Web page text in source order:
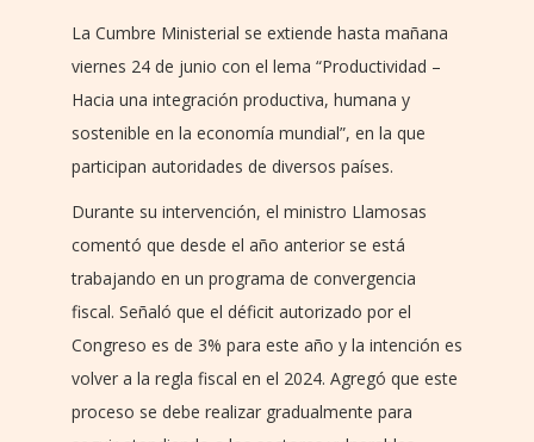
La Cumbre Ministerial se extiende hasta mañana
viernes 24 de junio con el lema “Productividad –
Hacia una integración productiva, humana y
sostenible en la economía mundial”, en la que
participan autoridades de diversos países.
Durante su intervención, el ministro Llamosas
comentó que desde el año anterior se está
trabajando en un programa de convergencia
fiscal. Señaló que el déficit autorizado por el
Congreso es de 3% para este año y la intención es
volver a la regla fiscal en el 2024. Agregó que este
proceso se debe realizar gradualmente para